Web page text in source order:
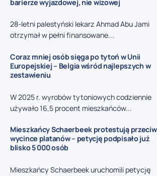
barierze wyjazdowej, nie wizowej
28-letni palestyński lekarz Ahmad Abu Jami
otrzymał w pełni finansowane...
Coraz mniej osób sięga po tytoń w Unii
Europejskiej – Belgia wśród najlepszych w
zestawieniu
W 2025 r. wyrobów tytoniowych codziennie
używało 16,5 procent mieszkańców...
Mieszkańcy Schaerbeek protestują
wycince platanów – petycję podpisało już
blisko 5 000 osób
Mieszkańcy Schaerbeek uruchomili petycję